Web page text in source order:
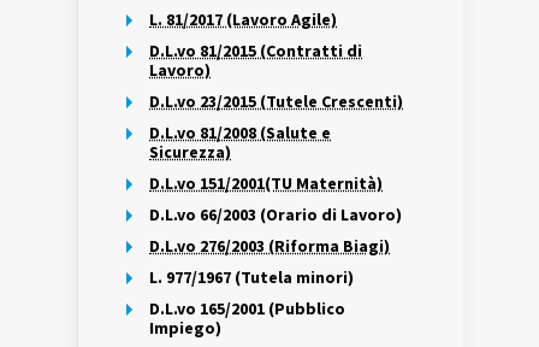
L. 81/2017 (Lavoro Agile)
D.L.vo 81/2015 (Contratti di
Lavoro)
D.L.vo 23/2015 (Tutele Crescenti)
D.L.vo 81/2008 (Salute e
Sicurezza)
D.L.vo 151/2001(TU Maternità)
D.L.vo 66/2003 (Orario di Lavoro)
D.L.vo 276/2003 (Riforma Biagi)
L. 977/1967 (Tutela minori)
D.L.vo 165/2001 (Pubblico
Impiego)